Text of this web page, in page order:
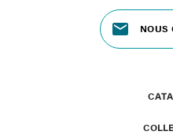
NOUS